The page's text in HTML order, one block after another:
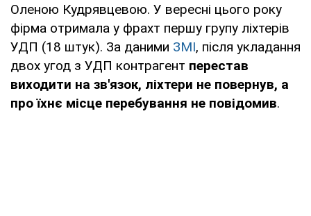
Оленою Кудрявцевою. У вересні цього року
фірма отримала у фрахт першу групу ліхтерів
УДП (18 штук). За даними ЗМІ, після укладання
двох угод з УДП контрагент перестав
виходити на зв'язок, ліхтери не повернув, а
про їхнє місце перебування не повідомив.